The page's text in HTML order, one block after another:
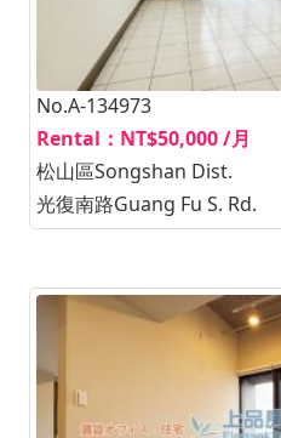
No.A-134973
Rental：NT$50,000 /月
松山區Songshan Dist.
光復南路Guang Fu S. Rd.